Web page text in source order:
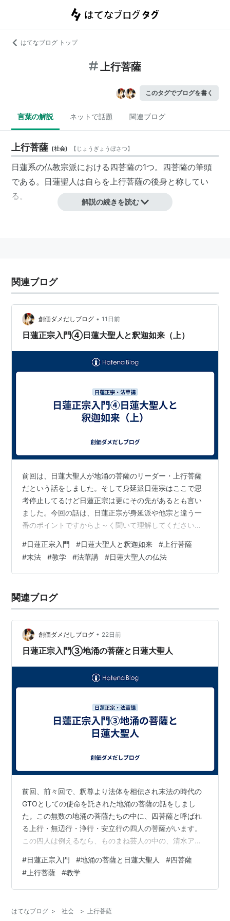
はてなブログ トップ
上行菩薩
このタグでブログを書く
言葉の解説 ネットで話題 関連ブログ
上行菩薩 (社会) 【 じょうぎょうぼさつ】
日蓮系の仏教宗派における四菩薩の1つ。四菩薩の筆頭
である。日蓮聖人は自らを上行菩薩の後身と称してい
る。
解説の続きを読む
関連ブログ
創価ダメだしブログ • 11日前
日蓮正宗入門④日蓮大聖人と釈迦如来（上）
前回は、日蓮大聖人が地涌の菩薩のリーダー・上行菩薩
だという話をしました。そして身延派日蓮宗はここで思
考停止してるけど日蓮正宗は更にその先があるとも言い
ました。今回の話は、日蓮正宗が身延派や他宗と違う一
番のポイントですからよ～く聞いて理解してください
う。①釈尊は自分の死後2000以降を末法と定めた②末
法の衆生は自分と縁したことない人ばかり③従って末法
の衆生は自分の教えでは救えない④そこで末法の衆生を
末法衆生救済を地涌の菩薩に丸投げした。⑤末法に生ま
れた地涌の菩薩のリーダー（上行菩薩）は史実から見て
#日蓮正宗入門 #日蓮大聖人と釈迦如来 # 上行菩薩
#末法 #教学 #法華講 #日蓮大聖人の仏法
関連ブログ
創価ダメだしブログ • 22日前
日蓮正宗入門③地涌の菩薩と日蓮大聖人
前回、前々回で、釈尊より法体を相伝され末法の時代の
GTOとしての使命を託された地涌の菩薩の話をしまし
た。この無数の地涌の菩薩たちの中に、四菩薩と呼ばれ
る上行・無辺行・浄行・安立行の四人の菩薩がいます。
この四人は例えるなら、ものまね芸人の中の、清水アキ
天王』のような存在と思われがちですが、『ものまね四
天王』は、それぞれ所属事務所が違うのでリーダーとい
うのはいません。しかし四菩薩は同じ釈尊事務所に所属
トです。四人組のアイドルといえば、私の大好きだった
#日蓮正宗入門 #地涌の菩薩と日蓮大聖人 #四菩薩
# 上行菩薩 #教学
はてなブログ > 社会 > 上行菩薩